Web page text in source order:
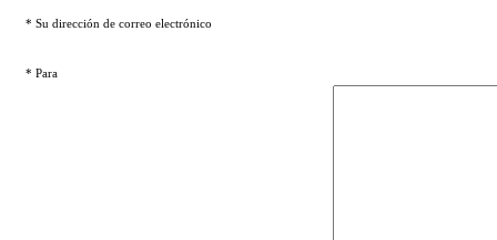
* Su dirección de correo electrónico
* Para